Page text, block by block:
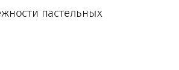
пастельных